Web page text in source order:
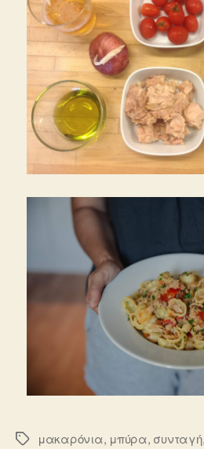
Ετικέτεςμακαρόνια, μπύρα, συνταγή,